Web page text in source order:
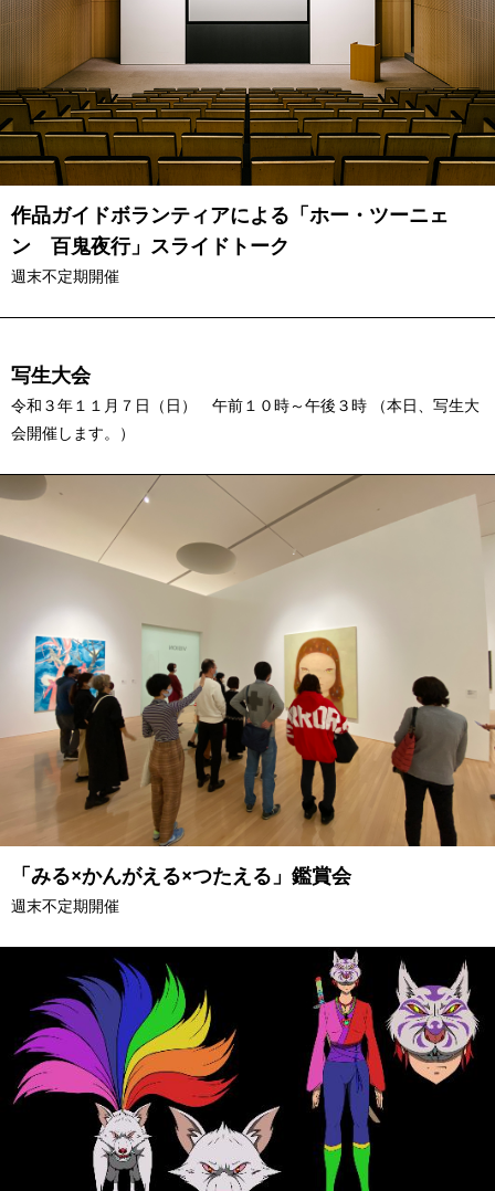
作品ガイドボランティアによる「ホー・ツーニェ
ン 百鬼夜行」スライドトーク
週末不定期開催
写生大会
令和３年１１月７日（日） 午前１０時～午後３時 （本日、写生大
会開催します。）
「みる×かんがえる×つたえる」鑑賞会
週末不定期開催